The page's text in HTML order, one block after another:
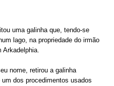
uma galinha que, tendo-se
lago, na propriedade do irmão
Arkadelphia.
nome, retirou a galinha
dos procedimentos usados